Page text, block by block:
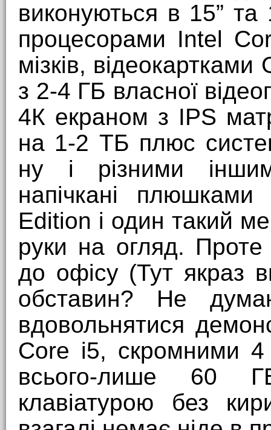
виконуються в 15”
процесорами Intel
мізків,
з 2-4 ГБ власної
4К екраном з IPS
на 1-2 ТБ плюс
ну і різними
напічкані
Edition і один такий
руки на огляд.
до офісу (Тут якраз
обставин? Не
вдовольнятися
Core i5, скромними 4
всього-лише 60
клавіатурою без